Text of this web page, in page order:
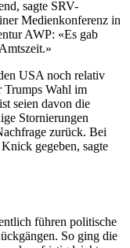
sagte SRV-
Medienkonferenz in
AWP: «Es gab
USA noch relativ
Trumps Wahl im
seien davon die
Stornierungen
zurück. Bei
gegeben, sagte
führen politische
So ging die